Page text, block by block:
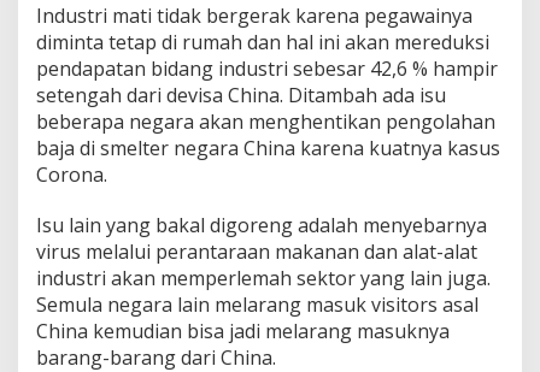
Industri mati tidak bergerak karena pegawainya
diminta tetap di rumah dan hal ini akan mereduksi
pendapatan bidang industri sebesar 42,6 % hampir
setengah dari devisa China. Ditambah ada isu
beberapa negara akan menghentikan pengolahan
baja di smelter negara China karena kuatnya kasus
Corona.
Isu lain yang bakal digoreng adalah menyebarnya
virus melalui perantaraan makanan dan alat-alat
industri akan memperlemah sektor yang lain juga.
Semula negara lain melarang masuk visitors asal
China kemudian bisa jadi melarang masuknya
barang-barang dari China.